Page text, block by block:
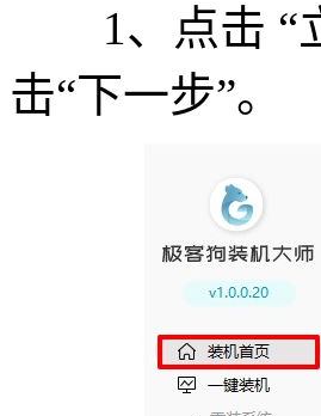
1、点击 “立
击“下一步”。